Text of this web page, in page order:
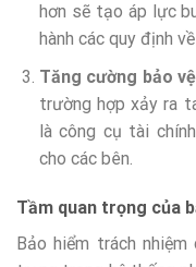
hơn sẽ tạo áp lực
hành các quy định
Tăng cường bảo
trường hợp xảy ra
là công cụ tài
cho các bên.
Tầm quan trọng của
Bảo hiểm trách